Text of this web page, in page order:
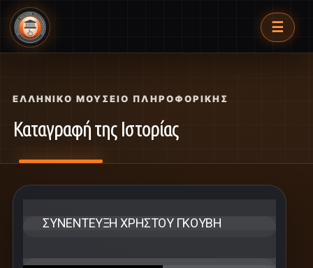
☰
ΕΛΛΗΝΙΚΌ ΜΟΥΣΕΊΟ ΠΛΗΡΟΦΟΡΙΚΉΣ
Καταγραφή της Ιστορίας
ΣΥΝΈΝΤΕΥΞΗ ΧΡΉΣΤΟΥ ΓΚΟΎΒΗ